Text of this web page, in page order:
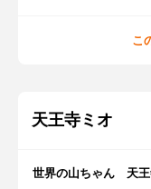
こ
天王寺ミオ
世界の山ちゃん 天王